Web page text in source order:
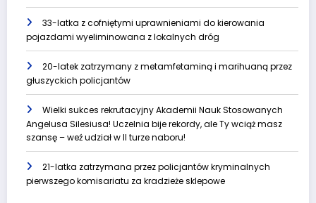
33-latka z cofniętymi uprawnieniami do kierowania
pojazdami wyeliminowana z lokalnych dróg
20-latek zatrzymany z metamfetaminą i marihuaną przez
głuszyckich policjantów
Wielki sukces rekrutacyjny Akademii Nauk Stosowanych
Angelusa Silesiusa! Uczelnia bije rekordy, ale Ty wciąż masz
szansę – weź udział w II turze naboru!
21-latka zatrzymana przez policjantów kryminalnych
pierwszego komisariatu za kradzieże sklepowe